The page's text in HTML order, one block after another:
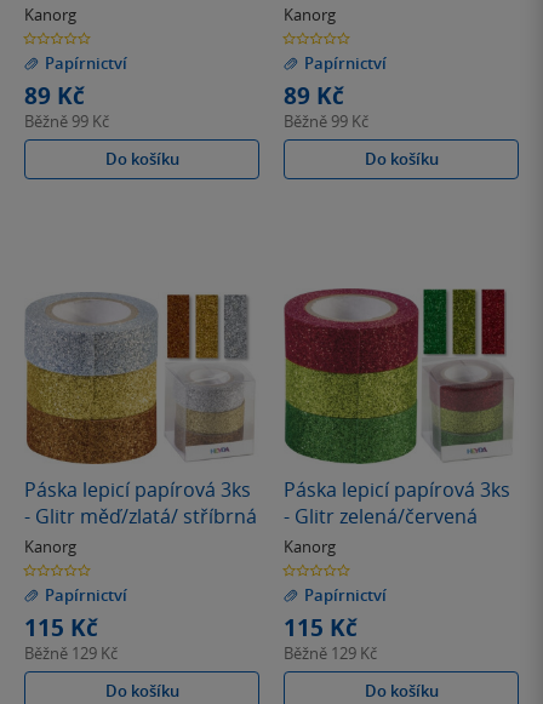
Kanorg
0.0
z
5
hvězdiček
Papírnictví
89 Kč
Běžně 99 Kč
Do košíku
Kanorg
0.0
z
5
hvězdiček
Papírnictví
89 Kč
Běžně 99 Kč
Do košíku
Páska lepicí papírová 3ks
- Glitr měď/zlatá/ stříbrná
Kanorg
0.0
z
5
hvězdiček
Papírnictví
115 Kč
Běžně 129 Kč
Do košíku
Páska lepicí papírová 3ks
- Glitr zelená/červená
Kanorg
0.0
z
5
hvězdiček
Papírnictví
115 Kč
Běžně 129 Kč
Do košíku